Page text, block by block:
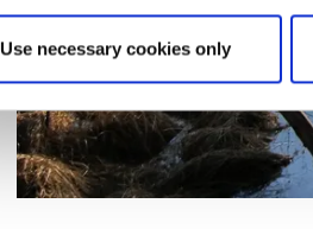
Use necessary cookies only